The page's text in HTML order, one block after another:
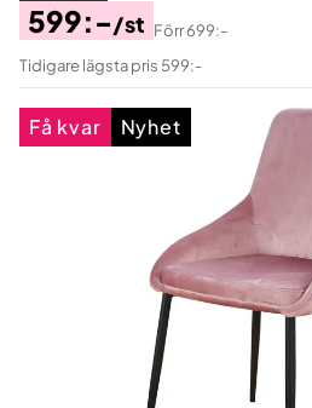
Pris
599:-/st
Original
Pris
Förr699:-
Tidigare lägsta pris 599:-
Få kvar Nyhet